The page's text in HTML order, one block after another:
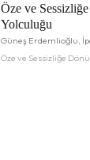
Öze ve
Yolculuğu
Güneş Erdemlioğlu,
Öze ve Sessizliğe